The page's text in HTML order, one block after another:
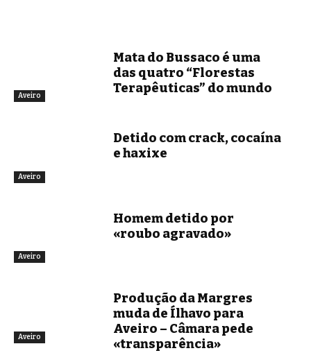
Aveiro
Mata do Bussaco é uma
das quatro “Florestas
Terapêuticas” do mundo
Aveiro
Detido com crack, cocaína
e haxixe
Aveiro
Homem detido por
«roubo agravado»
Aveiro
Produção da Margres
muda de Ílhavo para
Aveiro – Câmara pede
«transparência»